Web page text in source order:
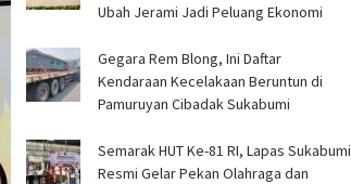
Ubah Jerami Jadi Peluang Ekonomi
Gegara Rem Blong, Ini Daftar
Kendaraan Kecelakaan Beruntun di
Pamuruyan Cibadak Sukabumi
Semarak HUT Ke-81 RI, Lapas Sukabumi
Resmi Gelar Pekan Olahraga dan